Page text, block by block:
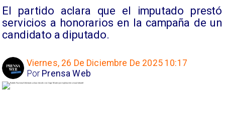
El partido aclara que el imputado prestó
servicios a honorarios en la campaña de un
candidato a diputado.
Viernes, 26 De Diciembre De 2025 10:17
Prensa Web
Por